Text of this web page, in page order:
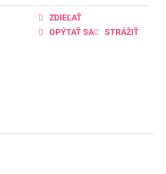
OPÝTAŤ SA STRÁŽIŤ
ZDIEĽAŤ